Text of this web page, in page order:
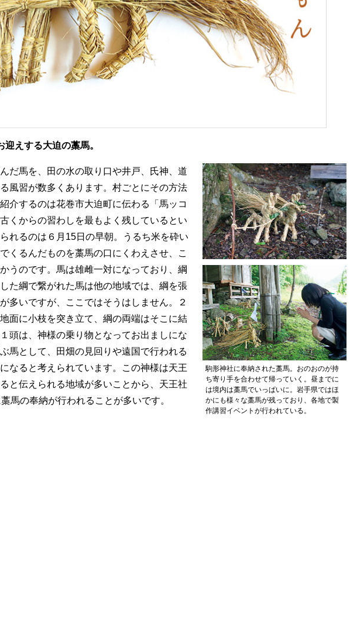
えする大迫の藁馬。
だ馬を、田の水の取り口や井戸、氏神、道
風習が数多くあります。村ごとにその方法
介するのは花巻市大迫町に伝わる「馬ッコ
くからの習わしを最もよく残しているとい
れるのは６月15日の早朝。うるち米を砕い
くるんだものを藁馬の口にくわえさせ、こ
うのです。馬は雄雌一対になっており、綱
た綱で繋がれた馬は他の地域では、綱を張
多いですが、ここではそうはしません。２
面に小枝を突き立て、綱の両端はそこに結
頭は、神様の乗り物となってお出ましにな
馬として、田畑の見回りや遠国で行われる
なると考えられています。この神様は天王
と伝えられる地域が多いことから、天王社
馬の奉納が行われることが多いです。
駒形神社に奉納された藁馬。おのおのが持
ち寄り手を合わせて帰っていく。昼までに
は境内は藁馬でいっぱいに。岩手県ではほ
かにも様々な藁馬が残っており、各地で製
作講習イベントが行われている。